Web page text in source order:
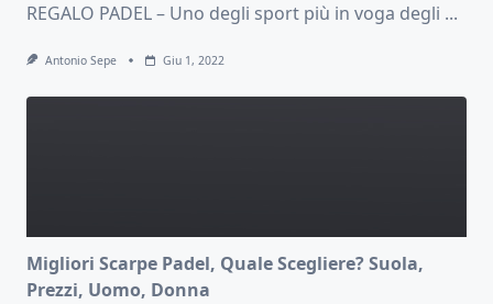
REGALO PADEL – Uno degli sport più in voga degli ...
Antonio Sepe Giu 1, 2022
Migliori Scarpe Padel, Quale Scegliere? Suola,
Prezzi, Uomo, Donna